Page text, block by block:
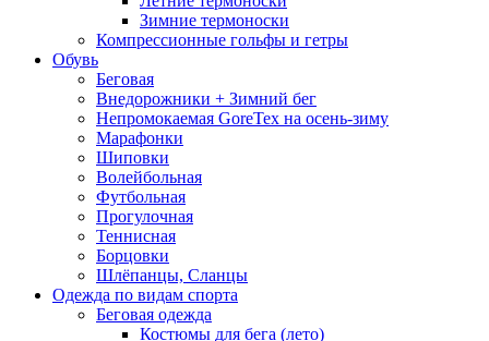
Зимние термоноски
Компрессионные гольфы и гетры
Обувь
Беговая
Внедорожники + Зимний бег
Непромокаемая GoreTex на осень-зиму
Марафонки
Шиповки
Волейбольная
Футбольная
Прогулочная
Теннисная
Борцовки
Шлёпанцы, Сланцы
Одежда по видам спорта
Беговая одежда
Костюмы для бега (лето)